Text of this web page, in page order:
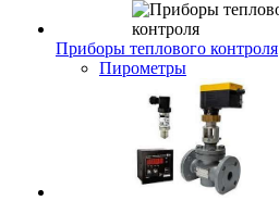
Приборы теплового контроля
Пирометры